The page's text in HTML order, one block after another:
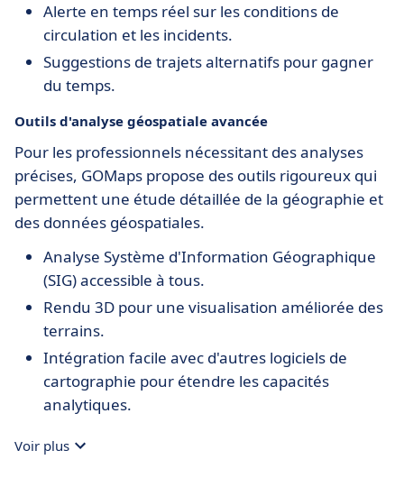
Alerte en temps réel sur les conditions de
circulation et les incidents.
Suggestions de trajets alternatifs pour gagner
du temps.
Outils d'analyse géospatiale avancée
Pour les professionnels nécessitant des analyses
précises, GOMaps propose des outils rigoureux qui
permettent une étude détaillée de la géographie et
des données géospatiales.
Analyse Système d'Information Géographique
(SIG) accessible à tous.
Rendu 3D pour une visualisation améliorée des
terrains.
Intégration facile avec d'autres logiciels de
cartographie pour étendre les capacités
analytiques.
Voir plus